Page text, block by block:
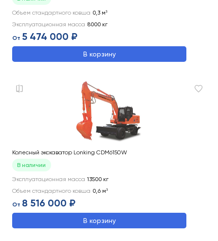
Объем стандартного ковша 0,3 м³
Эксплуатационная масса 8000 кг
От 5 474 000 ₽
В корзину
Колесный экскаватор Lonking CDM6150W
В наличии
Эксплуатационная масса 13500 кг
Объем стандартного ковша 0,6 м³
От 8 516 000 ₽
В корзину